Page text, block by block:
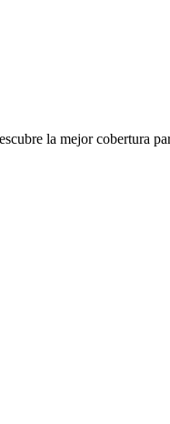
la mejor cobertura